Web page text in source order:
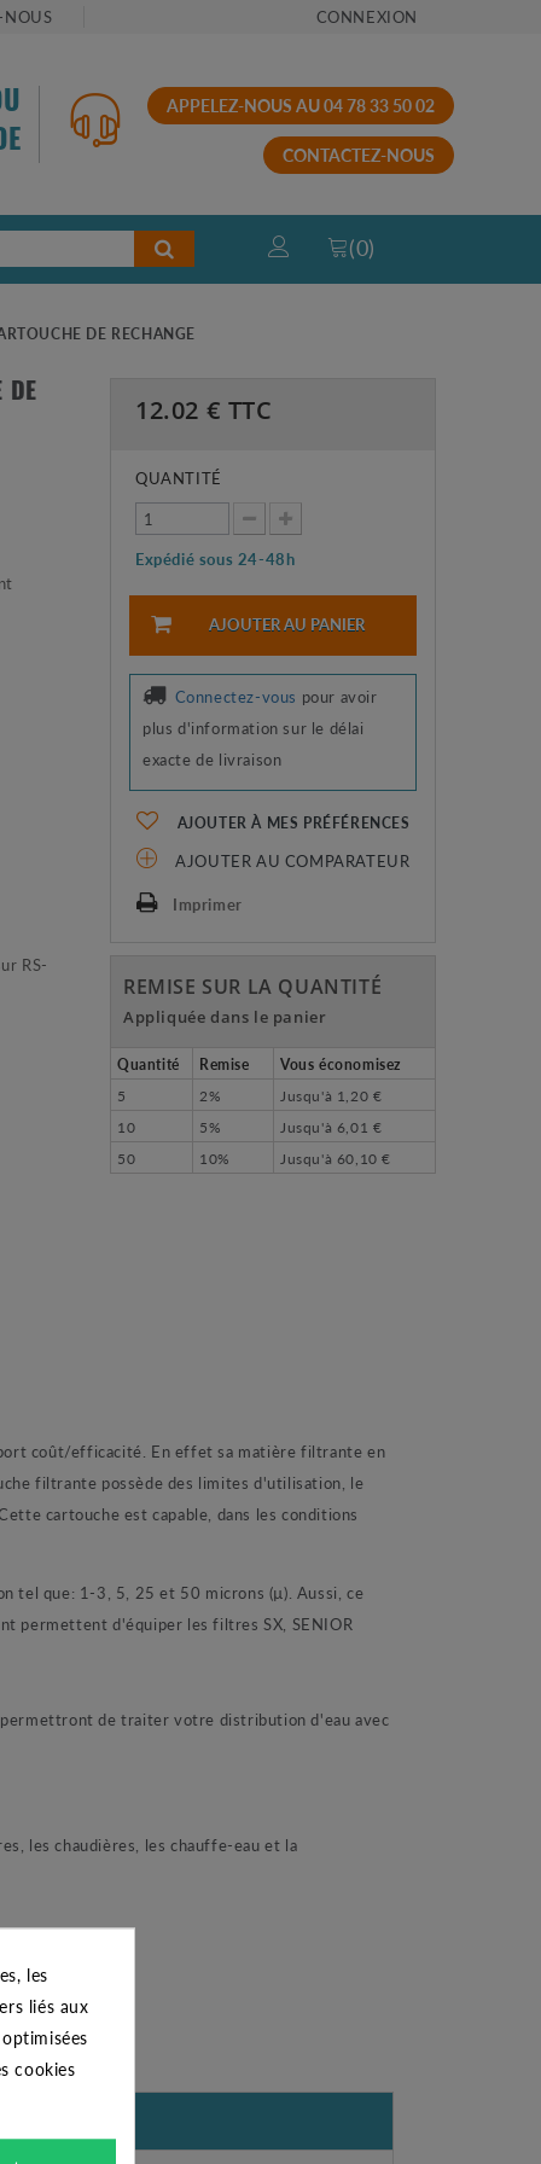
CONNEXION
APPELEZ-NOUS AU 04 78 33 50 02
CONTACTEZ-NOUS
(0)
DE RECHANGE
DE
RS-
12.02 € TTC
QUANTITÉ
Expédié sous 24-48h
AJOUTER AU PANIER
Connectez-vous pour avoir
plus d'information sur le délai
exacte de livraison
AJOUTER À MES PRÉFÉRENCES
AJOUTER AU COMPARATEUR
Imprimer
REMISE SUR LA QUANTITÉ
Appliquée dans le panier
Quantité Remise
Vous économisez
5
2% Jusqu'à 1,20 €
10
5% Jusqu'à 6,01 €
50
10% Jusqu'à 60,10 €
coût/efficacité. En effet sa matière filtrante en
filtrante possède des limites d'utilisation, le
cartouche est capable, dans les conditions
tel que: 1-3, 5, 25 et 50 microns (µ). Aussi, ce
permettent d'équiper les filtres SX, SENIOR
de traiter votre distribution d'eau avec
les chaudières, les chauffe-eau et la
les
liés aux
cookies